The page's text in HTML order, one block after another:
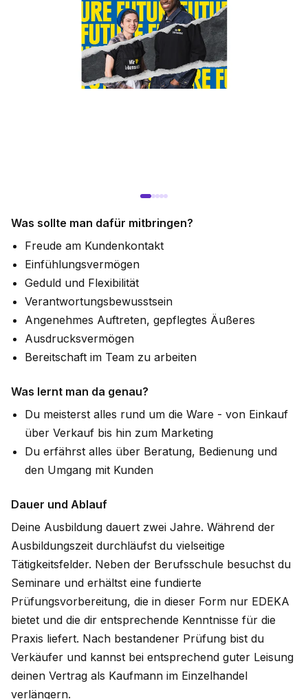
Was sollte man dafür mitbringen?
Freude am Kundenkontakt
Einfühlungsvermögen
Geduld und Flexibilität
Verantwortungsbewusstsein
Angenehmes Auftreten, gepflegtes Äußeres
Ausdrucksvermögen
Bereitschaft im Team zu arbeiten
Was lernt man da genau?
Du meisterst alles rund um die Ware - von Einkauf
über Verkauf bis hin zum Marketing
Du erfährst alles über Beratung, Bedienung und
den Umgang mit Kunden
Dauer und Ablauf
Deine Ausbildung dauert zwei Jahre. Während der
Ausbildungszeit durchläufst du vielseitige
Tätigkeitsfelder. Neben der Berufsschule besuchst du
Seminare und erhältst eine fundierte
Prüfungsvorbereitung, die in dieser Form nur EDEKA
bietet und die dir entsprechende Kenntnisse für die
Praxis liefert. Nach bestandener Prüfung bist du
Verkäufer und kannst bei entsprechend guter Leisung
deinen Vertrag als Kaufmann im Einzelhandel
verlängern.